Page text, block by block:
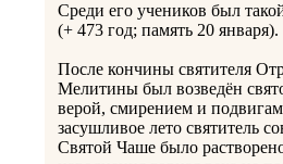
Среди его учеников был
(+ 473 год; память 20 января).
После кончины святителя
Мелитины был возведён
верой, смирением и
засушливое лето святитель
Святой Чаше было